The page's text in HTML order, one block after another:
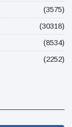
(3575)
(30318)
(8534)
(2252)